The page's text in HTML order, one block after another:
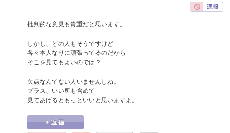
批判的な意見も貴重だと思います。
しかし、どの人もそうですけど
各々本人なりに頑張ってるのだから
そこを見てもよいのでは？
欠点なんてない人いませんしね。
プラス、いい所も含めて
見てあげるともっといいと思いますよ。